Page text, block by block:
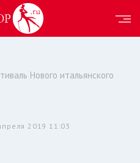
Нового итальянского
2019 11:03